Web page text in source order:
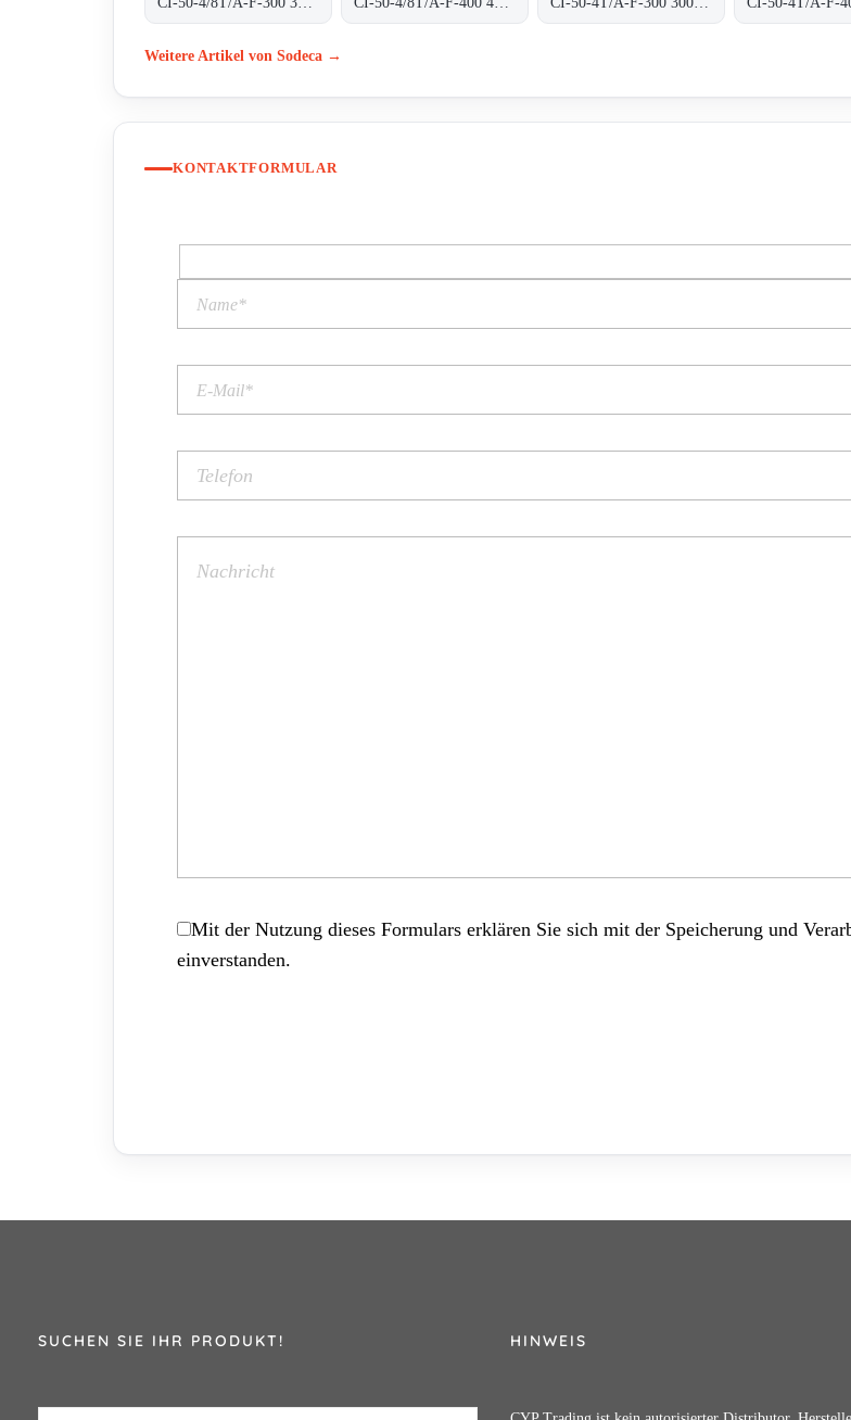
Weitere Artikel von Sodeca →
KONTAKTFORMULAR
Mit der Nutzung dieses Formulars erklären Sie sich mit der Speicherung und
einverstanden.
SUCHEN SIE IHR PRODUKT! HINWEIS